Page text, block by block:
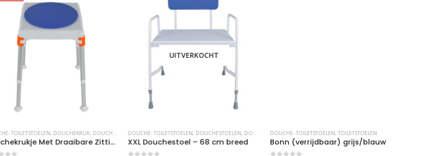
,DOUCHEKRUK,DOUCHESTOELEN
Douchekrukje Met Draaibare Zitting – Douchezitje – In Hoogte Verstelbaar
UITVERKOCHT
DOUCHE- TOILETSTOELEN,DOUCHESTOELEN,DOUCHESTOELEN EXTRA BREED
XXL Douchestoel – 68 cm breed
DOUCHE- TOILETSTOELEN,TOILETSTOELEN
Bonn (verrijdbaar) grijs/blauw